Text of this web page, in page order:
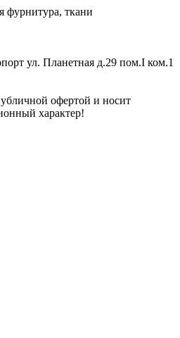
ткани
ул. Планетная д.29 пом.I ком.1
офертой и носит
характер!